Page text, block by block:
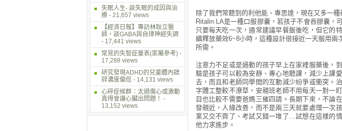
除了我們常聽到的利他能、專思達，現在又多一種
Ritalin LA是一種口服膠囊，若孩子不會吞膠囊，
只要每天吃一次，通常建議早餐飯後吃，但它的
續釋放藥效6~8小時，這種設計很接近一天服用
所需。
注意力不足或是過動的孩子早上在家裡服藥後，
驗是孩子可以較為安靜、專心地聽課，減少上課
去，而且和老師同學間的互動減少紛爭或衝突。
字體工整較不潦草，安親班老師不用每天一對一
目也比較不需要爸媽三催四請。長期下來，不論
發親近，人緣改善，而不是兩三天就要處理一次
業又交不齊了、考試又錯一堆了…試想在這樣的
他力求進步。
失眠人生- 談失眠的成因與治
療- 21,657 views
【經濟日報】專訪林耿立醫
師，談GABA與自律神經失調
- 17,441 views
常見的失智症量表(家屬參考)-
17,288 views
研究發現ADHD的兒童體內鎂
鋅濃度偏低- 14,131 views
心碎症候群：太過傷心或激動
真得會讓心臟出問題！ -
13,152 views